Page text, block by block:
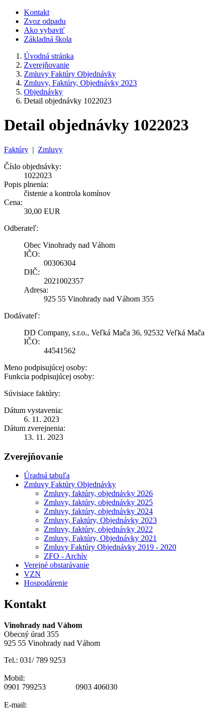
Kontakt
Zvoz odpadu
Ako vybaviť
Základná škola
Úvodná stránka
Zverejňovanie
Zmluvy Faktúry Objednávky
Zmluvy, Faktúry, Objednávky 2023
Objednávky
Detail objednávky 1022023
Detail objednávky 1022023
Faktúry | Zmluvy
Číslo objednávky:
1022023
Popis plnenia:
čistenie a kontrola komínov
Cena:
30,00 EUR
Odberateľ:
Obec Vinohrady nad Váhom
IČO:
00306304
DIČ:
2021002357
Adresa:
925 55 Vinohrady nad Váhom 355
Dodávateľ:
DD Company, s.r.o., Veľká Mača 36, 92532 Veľká Mača
IČO:
44541562
Meno podpisujúcej osoby:
Funkcia podpisujúcej osoby:
Súvisiace faktúry:
Dátum vystavenia:
6. 11. 2023
Dátum zverejnenia:
13. 11. 2023
Zverejňovanie
Úradná tabuľa
Zmluvy Faktúry Objednávky
Zmluvy, faktúry, objednávky 2026
Zmluvy, faktúry, objednávky 2025
Zmluvy, faktúry, objednávky 2024
Zmluvy, Faktúry, Objednávky 2023
Zmluvy, faktúry, objednávky 2022
Zmluvy, Faktúry, Objednávky 2021
Zmluvy Faktúry Objednávky 2019 - 2020
ZFO - Archív
Verejné obstarávanie
VZN
Hospodárenie
Kontakt
Vinohrady nad Váhom
Obecný úrad 355
925 55 Vinohrady nad Váhom
Tel.: 031/ 789 9253
Mobil:
0901 799253 0903 406030
E-mail: